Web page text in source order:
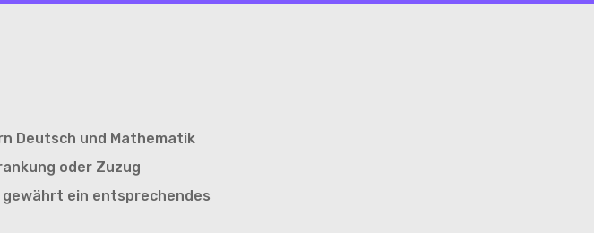
Deutsch und Mathematik
oder Zuzug
ein entsprechendes